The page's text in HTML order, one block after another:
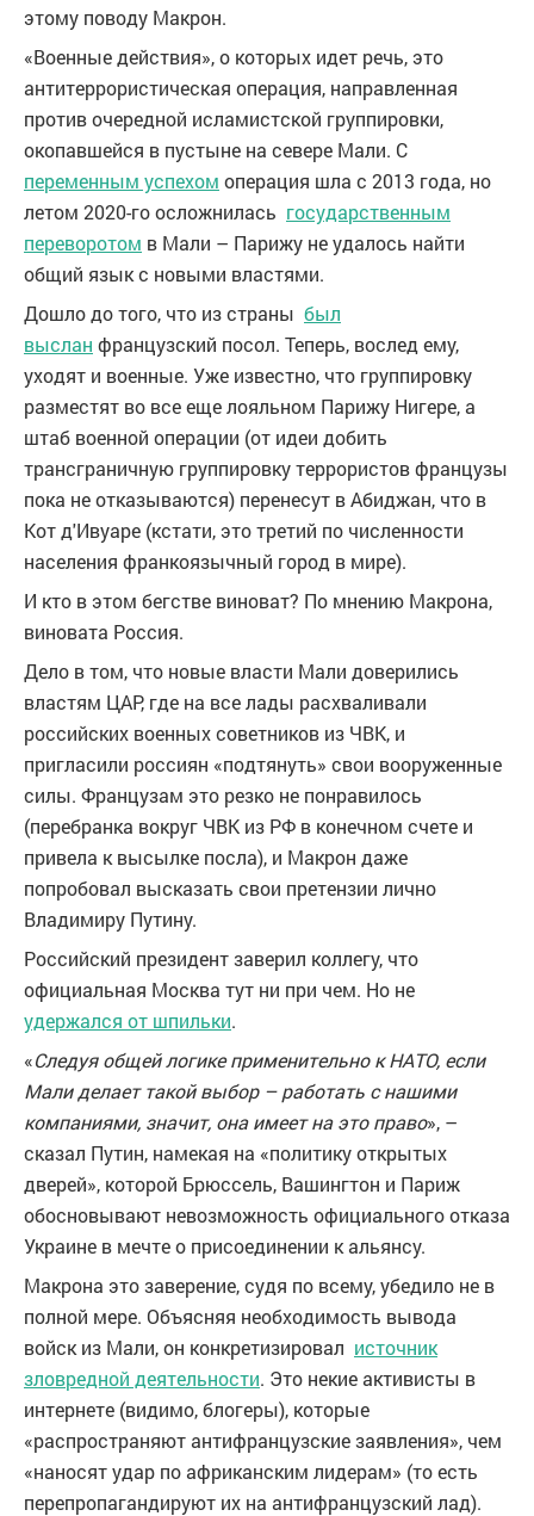
этому поводу Макрон.
«Военные действия», о которых идет речь, это
антитеррористическая операция, направленная
против очередной исламистской группировки,
окопавшейся в пустыне на севере Мали. С
переменным успехом операция шла с 2013 года, но
летом 2020-го осложнилась государственным
переворотом в Мали – Парижу не удалось найти
общий язык с новыми властями.
Дошло до того, что из страны был
выслан французский посол. Теперь, вослед ему,
уходят и военные. Уже известно, что группировку
разместят во все еще лояльном Парижу Нигере, а
штаб военной операции (от идеи добить
трансграничную группировку террористов французы
пока не отказываются) перенесут в Абиджан, что в
Кот д'Ивуаре (кстати, это третий по численности
населения франкоязычный город в мире).
И кто в этом бегстве виноват? По мнению Макрона,
виновата Россия.
Дело в том, что новые власти Мали доверились
властям ЦАР, где на все лады расхваливали
российских военных советников из ЧВК, и
пригласили россиян «подтянуть» свои вооруженные
силы. Французам это резко не понравилось
(перебранка вокруг ЧВК из РФ в конечном счете и
привела к высылке посла), и Макрон даже
попробовал высказать свои претензии лично
Владимиру Путину.
Российский президент заверил коллегу, что
официальная Москва тут ни при чем. Но не
удержался от шпильки.
«Следуя общей логике применительно к НАТО, если
Мали делает такой выбор – работать с нашими
компаниями, значит, она имеет на это право», –
сказал Путин, намекая на «политику открытых
дверей», которой Брюссель, Вашингтон и Париж
обосновывают невозможность официального отказа
Украине в мечте о присоединении к альянсу.
Макрона это заверение, судя по всему, убедило не в
полной мере. Объясняя необходимость вывода
войск из Мали, он конкретизировал источник
зловредной деятельности. Это некие активисты в
интернете (видимо, блогеры), которые
«распространяют антифранцузские заявления», чем
«наносят удар по африканским лидерам» (то есть
перепропагандируют их на антифранцузский лад).